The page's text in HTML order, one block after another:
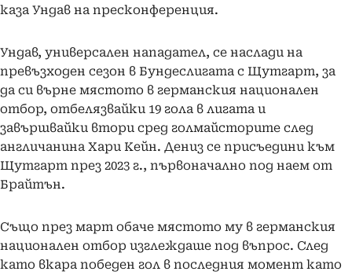
каза Ундав на пресконференция.
Ундав, универсален нападател, се наслади на
превъзходен сезон в Бундеслигата с Щутгарт, за
да си върне мястото в германския национален
отбор, отбелязвайки 19 гола в лигата и
завършвайки втори сред голмайсторите след
англичанина Хари Кейн. Дениз се присъедини към
Щутгарт през 2023 г., първоначално под наем от
Брайтън.
Също през март обаче мястото му в германския
национален отбор изглеждаше под въпрос. След
като вкара победен гол в последния момент като